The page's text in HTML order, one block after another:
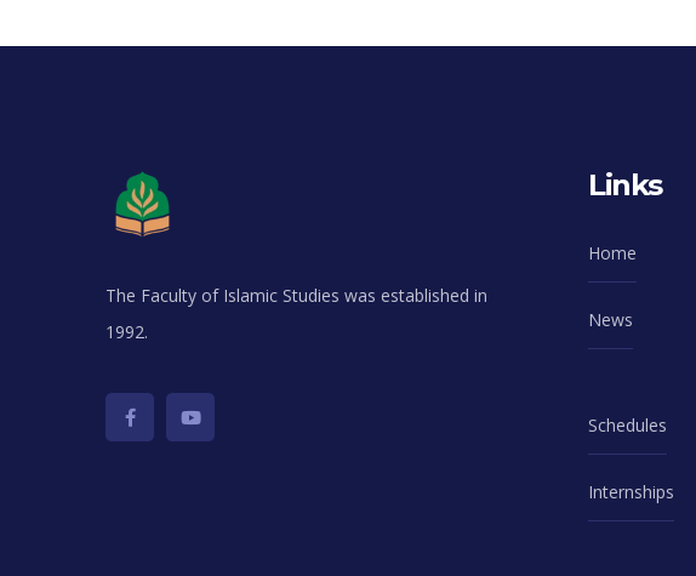
The Faculty of Islamic Studies was established in
1992.
Links
Home
News
Schedules
Internships